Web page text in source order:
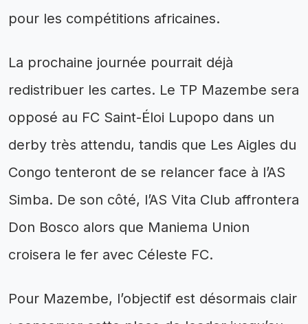
pour les compétitions africaines.
La prochaine journée pourrait déjà
redistribuer les cartes. Le TP Mazembe sera
opposé au FC Saint-Éloi Lupopo dans un
derby très attendu, tandis que Les Aigles du
Congo tenteront de se relancer face à l’AS
Simba. De son côté, l’AS Vita Club affrontera
Don Bosco alors que Maniema Union
croisera le fer avec Céleste FC.
Pour Mazembe, l’objectif est désormais clair